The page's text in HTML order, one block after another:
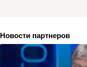
Новости партнеров